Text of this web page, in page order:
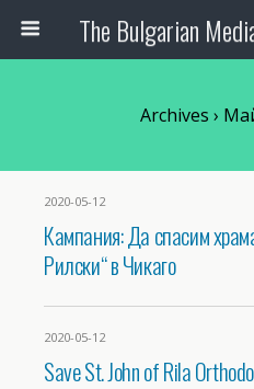
Archives ›
2020-05-12
Кампания: Да спасим
Рилски“ в Чикаго
2020-05-12
Save St. John of Rila